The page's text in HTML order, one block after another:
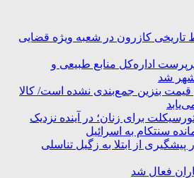
تاریخی کازرون در شعبه ویژه قضایی
اداره‌کل منابع طبیعی و
شد
قیمت بنزین جمع‌بندی نشده است/ کالا
برای زنان؛ در آینده نزدیک
سنتکام به اسرائیل
از ابتلا به زگیل تناسلی
فعال شد